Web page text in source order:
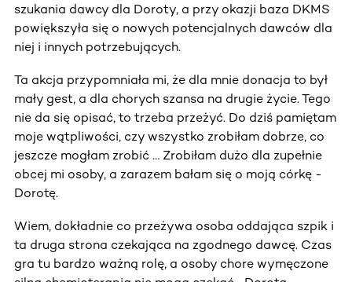
szukania dawcy dla Doroty, a przy okazji baza DKMS
powiększyła się o nowych potencjalnych dawców dla
niej i innych potrzebujących.
Ta akcja przypomniała mi, że dla mnie donacja to był
mały gest, a dla chorych szansa na drugie życie. Tego
nie da się opisać, to trzeba przeżyć. Do dziś pamiętam
moje wątpliwości, czy wszystko zrobiłam dobrze, co
jeszcze mogłam zrobić … Zrobiłam dużo dla zupełnie
obcej mi osoby, a zarazem bałam się o moją córkę -
Dorotę.
Wiem, dokładnie co przeżywa osoba oddająca szpik i
ta druga strona czekająca na zgodnego dawcę. Czas
gra tu bardzo ważną rolę, a osoby chore wymęczone